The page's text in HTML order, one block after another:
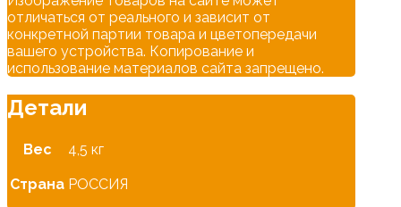
отличаться от реального и зависит от
конкретной партии товара и цветопередачи
вашего устройства. Копирование и
использование материалов сайта запрещено.
Детали
Вес 4,5 кг
Страна РОССИЯ